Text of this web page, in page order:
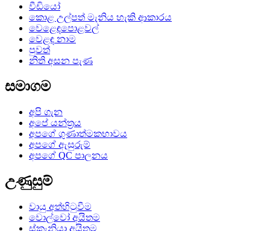
වීඩියෝ
කොළ උල්පත් මැනිය හැකි ආකාරය
වෙළෙඳපොළවල්
වෙළඳ නාම
පුවත්
නිති අසන පැණ
සමාගම
අපි ගැන
අපේ යන්ත්‍රය
අපගේ ගුණාත්මකභාවය
අපගේ ඇසුරුම්
අපගේ QC පාලනය
උණුසුම්
වායු අත්හිටුවීම
වොල්වෝ අයිතම
ස්කැනියා අයිතම